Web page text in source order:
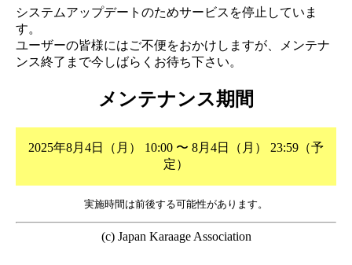
システムアップデートのためサービスを停止していま
す。
ユーザーの皆様にはご不便をおかけしますが、メンテナ
ンス終了まで今しばらくお待ち下さい。
メンテナンス期間
2025年8月4日（月） 10:00 〜 8月4日（月） 23:59（予
定）
実施時間は前後する可能性があります。
(c) Japan Karaage Association